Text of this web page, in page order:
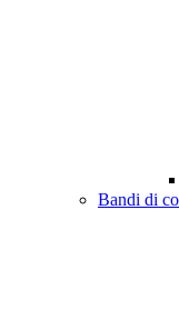
Bandi di